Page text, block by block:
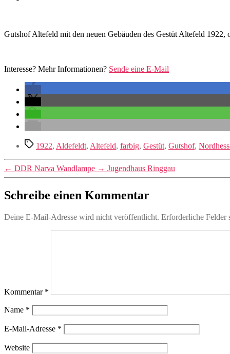
Gutshof Altefeld mit den neuen Gebäuden des Gestüt Altefeld 1922,
Interesse? Mehr Informationen? Sende eine E-Mail
Schlagwörter
1922, Aldefeldt, Altefeld, farbig, Gestüt, Gutshof,
← DDR Narva Wandlampe → Jugendhaus Ringgau
Schreibe einen Kommentar
Deine E-Mail-Adresse wird nicht veröffentlicht. Erforderliche Felder
Kommentar *
Name *
E-Mail-Adresse *
Website